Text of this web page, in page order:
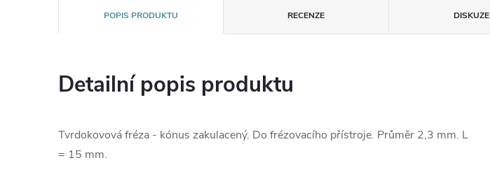
POPIS PRODUKTU RECENZE DISKUZE
Detailní popis produktu
Tvrdokovová fréza - kónus zakulacený. Do frézovacího přístroje. Průměr 2,3 mm. L
= 15 mm.